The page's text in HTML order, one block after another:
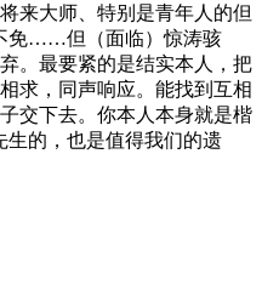
来大师、特别是青年人的但
免……但（面临）惊涛骇
。最要紧的是结实本人，把
求，同声响应。能找到互相
交下去。你本人本身就是楷
生的，也是值得我们的遗